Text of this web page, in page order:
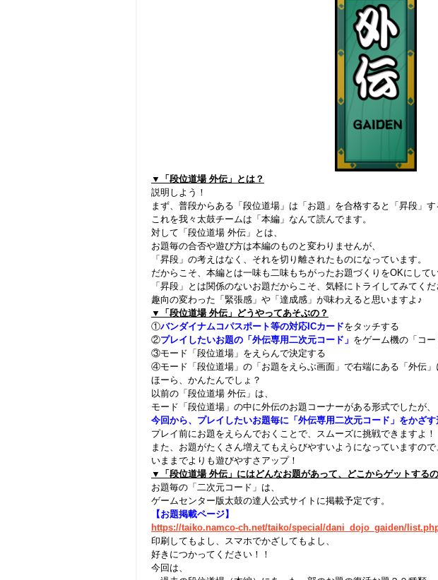
▼「段位道場 外伝」とは？
説明しよう！
まず、普段からある「段位道場」は「お題」を合格すると「昇段」す
これを我々太鼓チームは「本編」なんて読んでます。
対して「段位道場 外伝」とは、
お題毎の合否や遊び方は本編のものと変わりませんが、
「昇段」の考えはなく、それを切り離されたものになっています。
だからこそ、本編とは一味も二味もちがったお題づくりをOKにして
「昇段」とは関係のないお題だからこそ、気軽にトライしてみてくだ
趣向の変わった「緊張感」や「達成感」が味わえると思いますよ♪
▼「段位道場 外伝」どうやってあそぶの？
①バンダイナムコパスポート等の対応ICカードをタッチする
②プレイしたいお題の「外伝専用二次元コード」 をゲーム機の「コ
③モード「段位道場」をえらんで決定する
④モード「段位道場」の「お題をえらぶ画面」で右端にある「外伝
ほーら、かんたんでしょ？
以前の「段位道場 外伝」は、
モード「段位道場」の中に外伝のお題コーナーがある形式でしたが、
今回から、プレイしたいお題毎に「外伝専用二次元コード」をかざす
プレイ前にお題をえらんでおくことで、スムーズに挑戦できますよ！
また、お題がたくさん増えてもえらびやすいようになっていますので
いままでよりも遊びやすさアップ！
▼「段位道場 外伝」にはどんなお題があって、どこからゲットする
お題毎の「二次元コード」は、
ゲームセンター版太鼓の達人公式サイトに掲載予定です。
【お題掲載ページ】
https://taiko.namco-ch.net/taiko/special/dani_dojo_gaiden/
印刷してもよし、スマホでかざしてもよし、
好きにつかってください！！
今回は、